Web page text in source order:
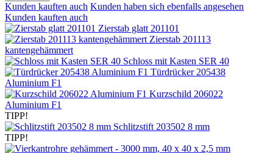
Kunden kauften auch Kunden haben sich ebenfalls angesehen
Kunden kauften auch
Zierstab glatt 201101
Zierstab 201113
kantengehämmert
Schloss mit Kasten SER 40
Türdrücker 205438
Aluminium F1
Kurzschild 206022
Aluminium F1
TIPP!
Schlitzstift 203502 8 mm
TIPP!